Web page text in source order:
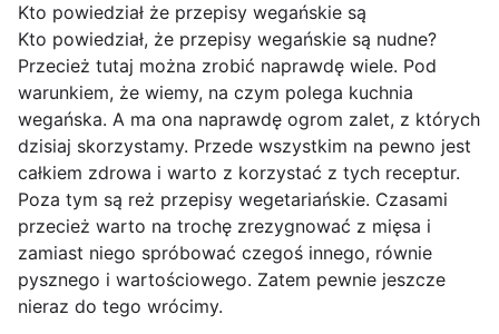
Kto powiedział że przepisy wegańskie są
Kto powiedział, że przepisy wegańskie są nudne?
Przecież tutaj można zrobić naprawdę wiele. Pod
warunkiem, że wiemy, na czym polega kuchnia
wegańska. A ma ona naprawdę ogrom zalet, z których
dzisiaj skorzystamy. Przede wszystkim na pewno jest
całkiem zdrowa i warto z korzystać z tych receptur.
Poza tym są reż przepisy wegetariańskie. Czasami
przecież warto na trochę zrezygnować z mięsa i
zamiast niego spróbować czegoś innego, równie
pysznego i wartościowego. Zatem pewnie jeszcze
nieraz do tego wrócimy.